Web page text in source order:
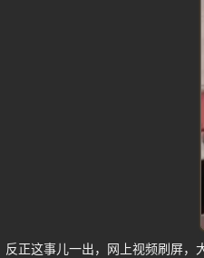
反正这事儿一出，网上视频刷屏，